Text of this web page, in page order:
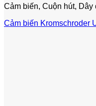
Cảm biến, Cuộn hút, Dây
Cảm biến Kromschroder